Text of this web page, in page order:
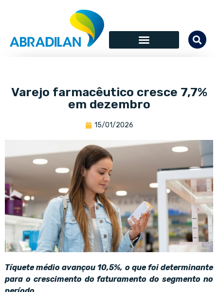
Varejo farmacêutico cresce 7,7%
em dezembro
15/01/2026
Tíquete médio avançou 10,5%, o que foi determinante
para o crescimento do faturamento do segmento no